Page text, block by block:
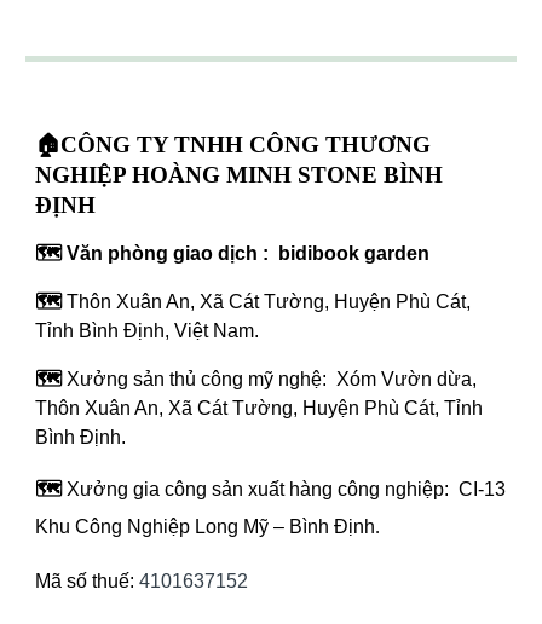
🏠CÔNG TY TNHH CÔNG THƯƠNG
NGHIỆP HOÀNG MINH STONE BÌNH
ĐỊNH
🗺️ Văn phòng giao dịch : bidibook garden
🗺️Thôn Xuân An, Xã Cát Tường, Huyện Phù Cát,
Tỉnh Bình Định, Việt Nam.
🗺️ Xưởng sản thủ công mỹ nghệ: Xóm Vườn dừa,
Thôn Xuân An, Xã Cát Tường, Huyện Phù Cát, Tỉnh
Bình Định.
🗺️ Xưởng gia công sản xuất hàng công nghiệp: CI-13
Khu Công Nghiệp Long Mỹ – Bình Định.
Mã số thuế:4101637152